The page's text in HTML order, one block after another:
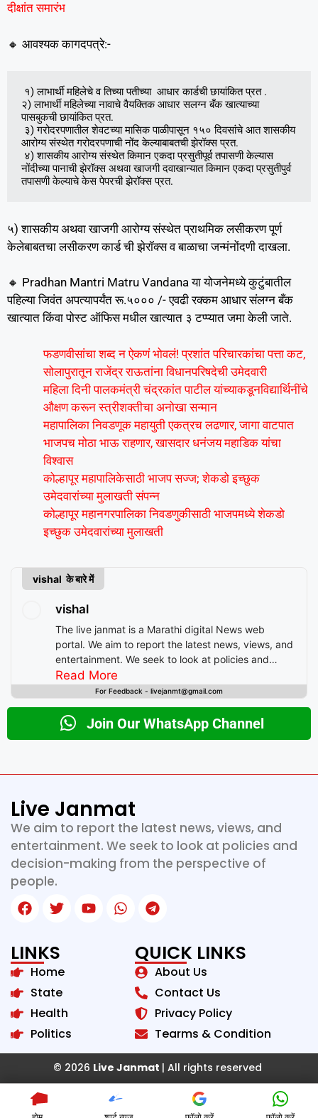
दीक्षांत समारंभ
🔸 आवश्यक कागदपत्रे:-
२) लाभार्थी महिलेच्या नावाचे वैयक्तिक आधार सलग्न बँक खात्याच्या
पासबुकची छायांकित प्रत.
आरोग्य संस्थेत गरोदरपणाची नोंद केल्याबाबतची झेरॉक्स प्रत.
नोंदीच्या पानाची झेरॉक्स अथवा खाजगी दवाखान्यात किमान एकदा प्रसुतीपुर्व
तपासणी केल्याचे केस पेपरची झेरॉक्स प्रत.
५) शासकीय अथवा खाजगी आरोग्य संस्थेत प्राथमिक लसीकरण पूर्ण
केलेबाबतचा लसीकरण कार्ड ची झेरॉक्स व बाळाचा जन्मंनोंदणी दाखला.
🔸 Pradhan Mantri Matru Vandana या योजनेमध्ये कुटुंबातील
पहिल्या जिवंत अपत्यापर्यंत रू.५००० /- एवढी रक्कम आधार संलग्न बँक
खात्यात किंवा पोस्ट ऑफिस मधील खात्यात ३ टप्प्यात जमा केली जाते.
फडणवीसांचा शब्द न ऐकणं भोवलं! प्रशांत परिचारकांचा पत्ता कट,
सोलापुरातून राजेंद्र राऊतांना विधानपरिषदेची उमेदवारी
महिला दिनी पालकमंत्री चंद्रकांत पाटील यांच्याकडूनविद्यार्थिनींचे
औक्षण करून स्त्रीशक्तीचा अनोखा सन्मान
महापालिका निवडणूक महायुती एकत्रच लढणार, जागा वाटपात
भाजपच मोठा भाऊ राहणार, खासदार धनंजय महाडिक यांचा
विश्वास
कोल्हापूर महापालिकेसाठी भाजप सज्ज; शेकडो इच्छुक
उमेदवारांच्या मुलाखती संपन्न
कोल्हापूर महानगरपालिका निवडणुकीसाठी भाजपमध्ये शेकडो
इच्छुक उमेदवारांच्या मुलाखती
vishal के बारे में
vishal
The live janmat is a Marathi digital News web
portal. We aim to report the latest news, views, and
entertainment. We seek to look at policies and
decision-making from the perspective of people.
Read More
For Feedback - livejanmt@gmail.com
Join Our WhatsApp Channel
Live Janmat
We aim to report the latest news, views, and
entertainment. We seek to look at policies and
decision-making from the perspective of
people.
LINKS
Home
State
Health
Politics
QUICK LINKS
About Us
Contact Us
Privacy Policy
Tearms & Condition
© 2026 Live Janmat | All rights reserved